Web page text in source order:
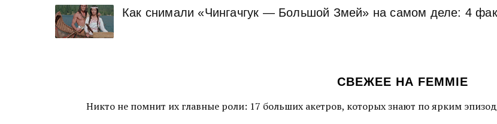
Как снимали «Чингачгук — Большой Змей» на самом деле: 4
СВЕЖЕЕ НА FEMMIE
Никто не помнит их главные роли: 17 больших акетров, которых знают по ярким